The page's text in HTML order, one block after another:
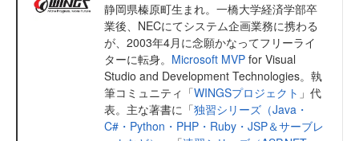
静岡県榛原町生まれ。一橋大学経済学部卒
業後、NECにてシステム企画業務に携わる
が、2003年4月に念願かなってフリーライ
ターに転身。 Microsoft MVP for Visual
Studio and Development Technologies。執
筆コミュニティ「WINGSプロジェクト 」代
表。主な著書に「独習シリーズ（Java・
C#・Python・PHP・Ruby・JSP＆サーブレ